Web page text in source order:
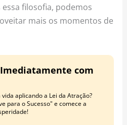
filosofia, podemos
mais os momentos de
com
aplicando a Lei da Atração?
para o Sucesso" e comece a